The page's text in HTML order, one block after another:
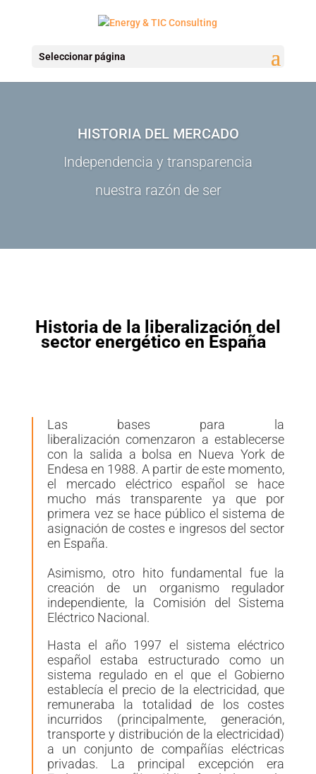
Seleccionar página
HISTORIA DEL MERCADO
Independencia y transparencia
nuestra razón de ser
Historia de la liberalización del
sector energético en España
L as bases para la
liberalizacióncomenzaron a establecerse
con la salida a bolsa en Nueva York de
Endesa en 1988. A partir de este momento,
el mercado eléctrico español se hace
mucho más transparente ya que por
primera vez se hace público el sistema de
asignación de costes e ingresos del sector
en España.
Asimismo, otro hito fundamental fue la
creación de un organismo regulador
independiente, la Comisión del Sistema
Eléctrico Nacional.
Hasta el año 1997 el sistema eléctrico
español estaba estructurado como un
sistema regulado en el que el Gobierno
establecía el precio de la electricidad, que
remuneraba la totalidad de los costes
incurridos (principalmente, generación,
transporte y distribución de la electricidad)
a un conjunto de compañías eléctricas
privadas. La principal excepción era